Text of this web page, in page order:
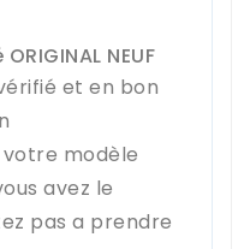
NEUF
et en bon
modèle
avez le
pas a prendre